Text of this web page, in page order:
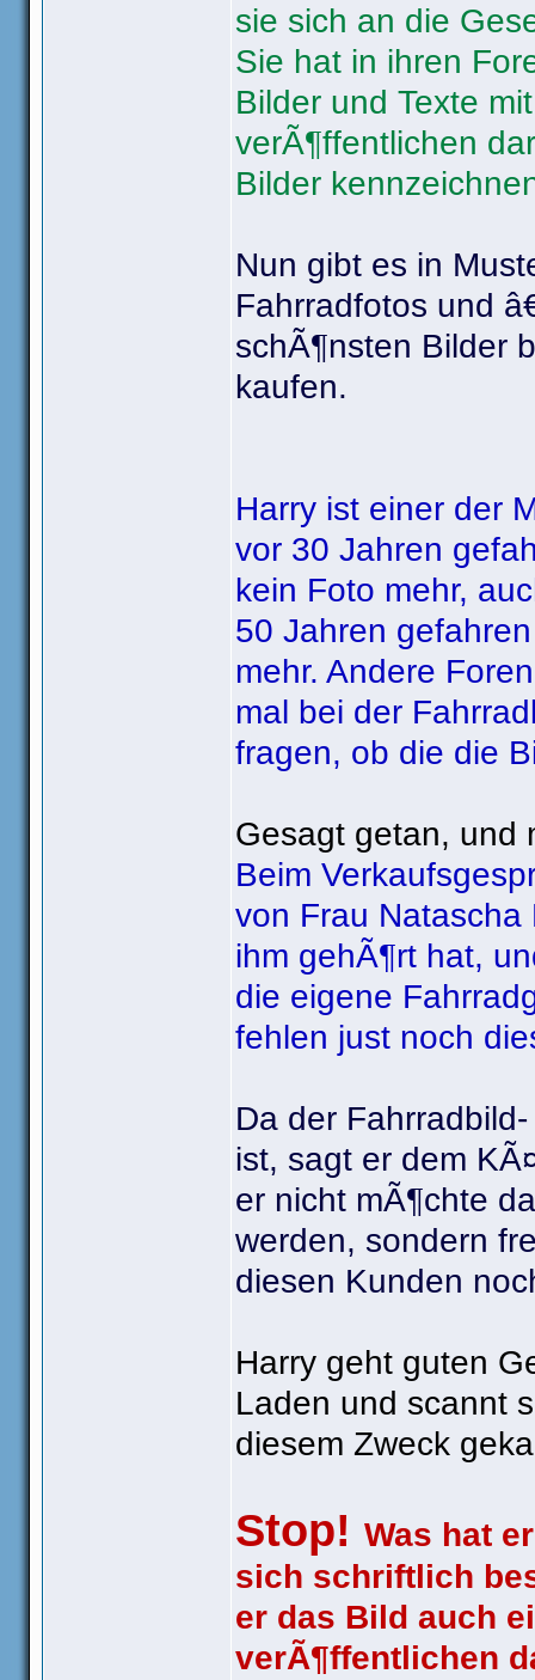
sie sich an die
Sie hat in ihren
Bilder und Texte
verÃ¶ffentlichen
Bilder
Nun gibt es in
Fahrradfotos und
schÃ¶nsten Bilder
kaufen.
Harry ist einer der
vor 30 Jahren
kein Foto mehr,
50 Jahren
mehr. Andere
mal bei der
fragen, ob die die
Gesagt getan, und
Beim
von Frau Natascha
ihm gehÃ¶rt hat,
die eigene
fehlen just noch
Da der
ist, sagt er dem
er nicht mÃ¶chte
werden, sondern
diesen Kunden
Harry geht guten
Laden und scannt
diesem Zweck
Stop! Was hat
sich schriftlich
er das Bild auch
verÃ¶ffentlichen